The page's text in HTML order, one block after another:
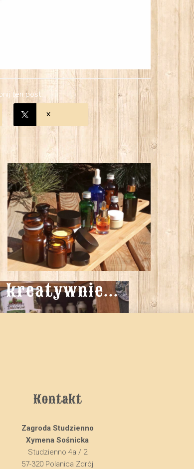
ten post.
X
kreatywnie...
Kontakt
Zagroda Studzienno
Xymena Sośnicka
Studzienno 4a / 2
57-320 Polanica Zdrój